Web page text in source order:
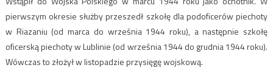
pierwszym okresie służby przeszedł szkołę dla podoficerów piechoty
w Riazaniu (od marca do września 1944 roku), a następnie szkołę
oficerską piechoty w Lublinie (od września 1944 do grudnia 1944 roku).
Wówczas to złożył w listopadzie przysięgę wojskową.